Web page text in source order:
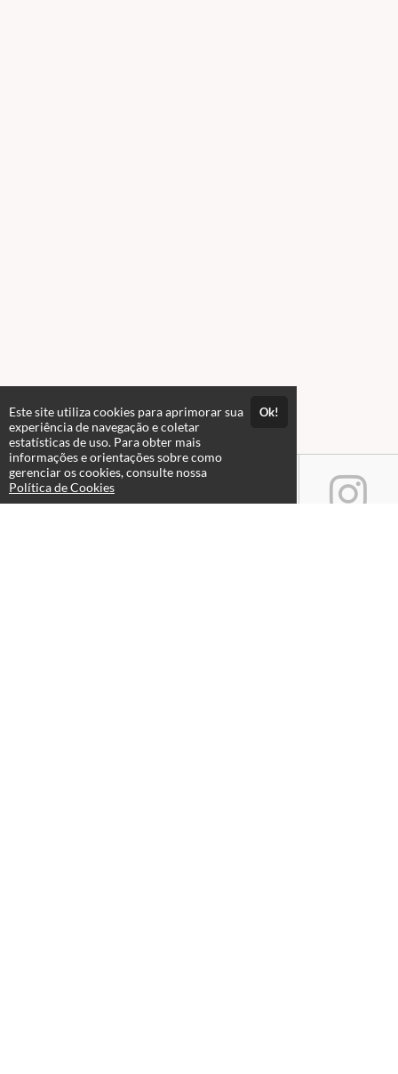
Este site utiliza cookies para aprimorar sua
experiência de navegação e coletar
estatísticas de uso. Para obter mais
informações e orientações sobre como
gerenciar os cookies, consulte nossa
Política de Cookies
Ok!